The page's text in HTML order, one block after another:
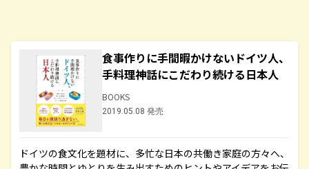
食事作りに手間暇かけないドイツ人、
手料理神話にこだわり続ける日本人
BOOKS
2019.05.08 発売
ドイツの食文化を題材に、多忙な日本の共働き家庭の方々へ、